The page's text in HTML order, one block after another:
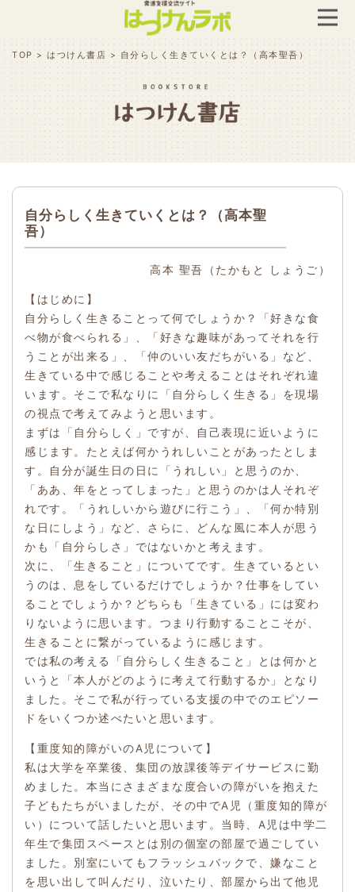
TOP > はつけん書店 > 自分らしく生きていくとは？（高本聖吾）
自分らしく生きていくとは？（高本聖
吾）
高本 聖吾（たかもと しょうご）
【はじめに】
自分らしく生きることって何でしょうか？「好きな食
べ物が食べられる」、「好きな趣味があってそれを行
うことが出来る」、「仲のいい友だちがいる」など、
生きている中で感じることや考えることはそれぞれ違
います。そこで私なりに「自分らしく生きる」を現場
の視点で考えてみようと思います。
まずは「自分らしく」ですが、自己表現に近いように
感じます。たとえば何かうれしいことがあったとしま
す。自分が誕生日の日に「うれしい」と思うのか、
「ああ、年をとってしまった」と思うのかは人それぞ
れです。「うれしいから遊びに行こう」、「何か特別
な日にしよう」など、さらに、どんな風に本人が思う
かも「自分らしさ」ではないかと考えます。
次に、「生きること」についてです。生きているとい
うのは、息をしているだけでしょうか？仕事をしてい
ることでしょうか？どちらも「生きている」には変わ
りないように思います。つまり行動することこそが、
生きることに繋がっているように感じます。
では私の考える「自分らしく生きること」とは何かと
いうと「本人がどのように考えて行動するか」となり
ました。そこで私が行っている支援の中でのエピソー
ドをいくつか述べたいと思います。
【重度知的障がいのA児について】
私は大学を卒業後、集団の放課後等デイサービスに勤
めました。本当にさまざまな度合いの障がいを抱えた
子どもたちがいましたが、その中でA児（重度知的障が
い）について話したいと思います。当時、A児は中学二
年生で集団スペースとは別の個室の部屋で過ごしてい
ました。別室にいてもフラッシュバックで、嫌なこと
を思い出して叫んだり、泣いたり、部屋から出て他児